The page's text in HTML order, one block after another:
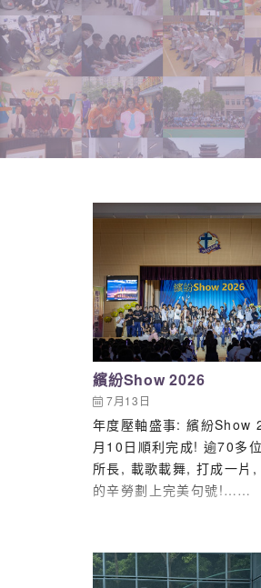
繽紛Show 2026
7月13日
年度壓軸盛事: 繽紛Show
月10日順利完成! 逾70多
所長, 載歌載舞, 打成一片,
的辛勞劃上完美句號!……